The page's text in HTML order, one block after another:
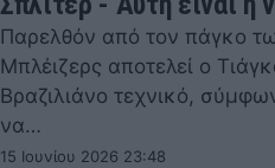
Παρελθόν από τον πάγκο
Μπλέιζερς αποτελεί ο
Βραζιλιάνο τεχνικό,
να…
15 Ιουνίου 2026 23:48